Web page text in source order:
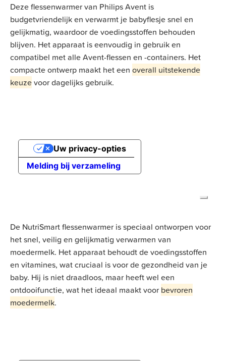
Deze flessenwarmer van Philips Avent is
budgetvriendelijk en verwarmt je babyflesje snel en
gelijkmatig, waardoor de voedingsstoffen behouden
blijven. Het apparaat is eenvoudig in gebruik en
compatibel met alle Avent-flessen en -containers. Het
compacte ontwerp maakt het een overall uitstekende
keuzevoor dagelijks gebruik.
De NutriSmart flessenwarmer is speciaal ontworpen voor
het snel, veilig en gelijkmatig verwarmen van
moedermelk. Het apparaat behoudt de voedingsstoffen
en vitamines, wat cruciaal is voor de gezondheid van je
baby. Hij is niet draadloos, maar heeft wel een
ontdooifunctie, wat het ideaal maakt voor bevroren
moedermelk.